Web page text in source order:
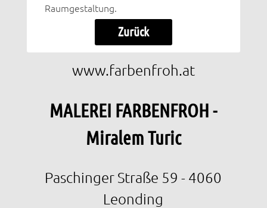
Raumgestaltung.
Zurück
www.farbenfroh.at
MALEREI FARBENFROH -
Miralem Turic
Paschinger Straße 59 - 4060
Leonding